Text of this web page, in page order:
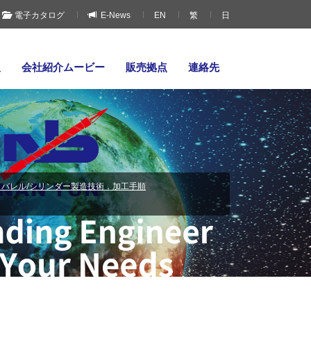
電子カタログ E-News EN 繁 日
会社紹介ムービー 販売拠点 連絡先
レル/シリンダー製造技術．加工手順